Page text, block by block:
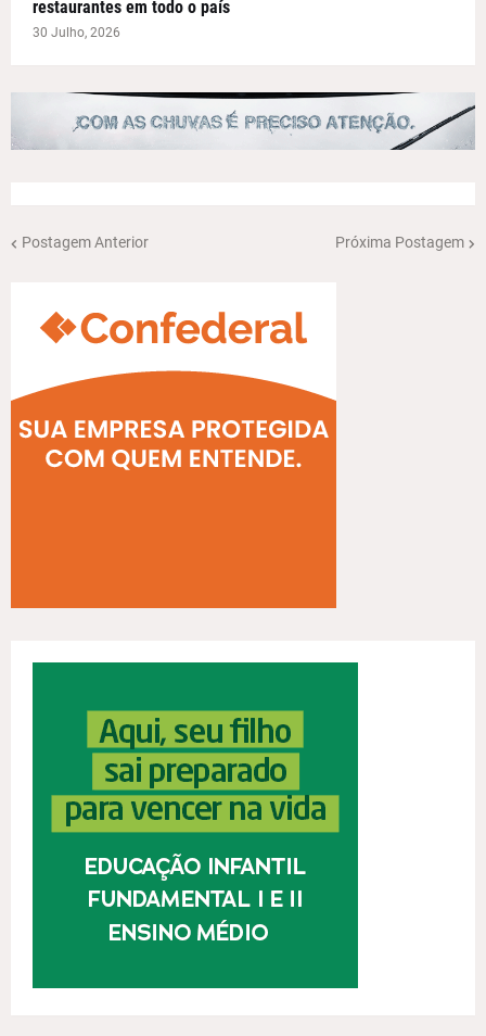
restaurantes em todo o país
30 Julho, 2026
Postagem Anterior Próxima Postagem